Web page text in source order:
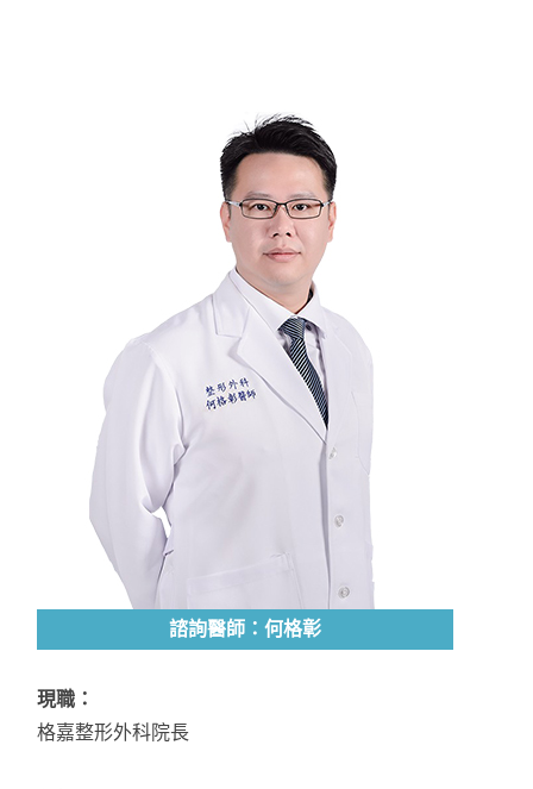
諮詢醫師：何格彰
現職：
格嘉整形外科院長